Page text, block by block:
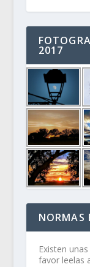
2017
NORMAS
Existen
favor leelas